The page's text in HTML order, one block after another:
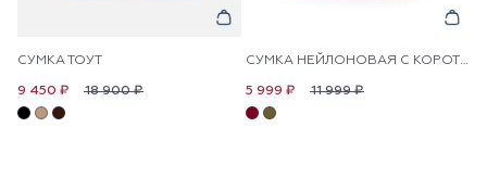
СУМКА ТОУТ
18 900 ₽
9 450 ₽
СУМКА НЕЙЛОНОВАЯ С КОРОТКИМИ РУЧКАМИ
11 999 ₽
5 999 ₽